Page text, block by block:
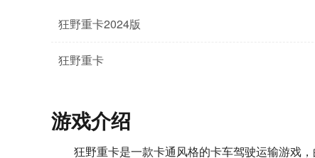
狂野重卡2024版
狂野重卡
游戏介绍
狂野重卡是一款卡通风格的卡车驾驶运输游戏